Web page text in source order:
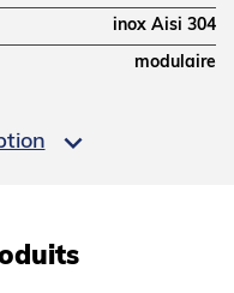

inox Aisi 304
modulaire